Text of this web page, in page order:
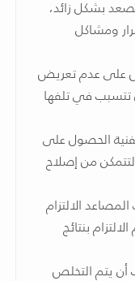
بشكل زائد،
ومشاكل
على عدم تعريض
تتسبب في تلفها
الحصول على
من إصلاح
الالتزام
بنتائج
يتم التخلص